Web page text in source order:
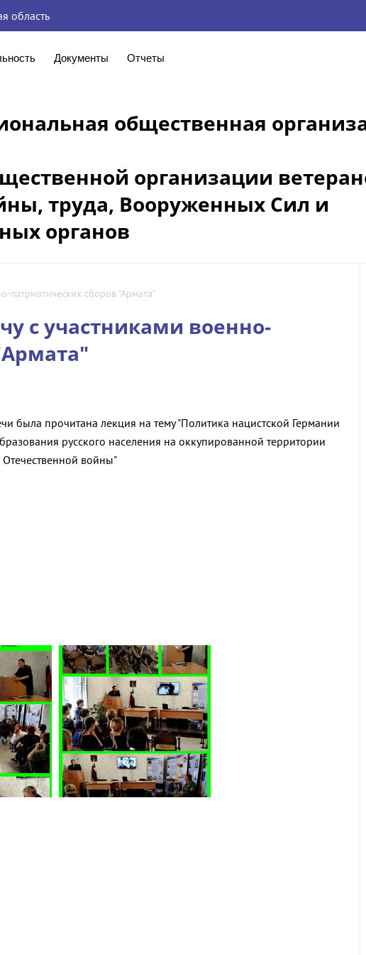
область
Документы Отчеты
общественная
организации
труда, Вооруженных Сил и
органов
патриотических сборов "Армата"
с участниками военно-
была прочитана лекция на тему "Политика нацистской Германии
русского населения на оккупированной территории
войны"